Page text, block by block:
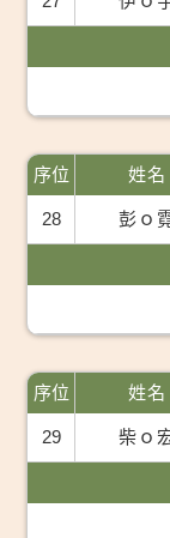
序位
28
姓名
彭ｏ
序位
29
姓名
柴ｏ